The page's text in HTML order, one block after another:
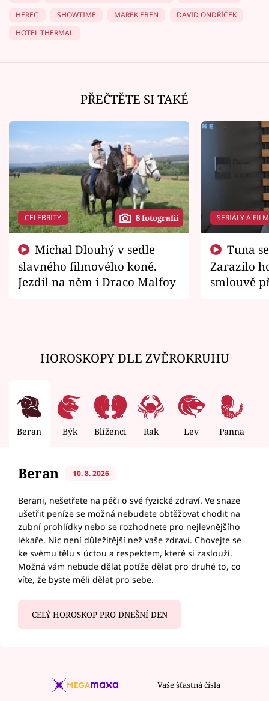
HEREC
SHOWTIME MAREK EBEN
DAVID ONDŘÍČEK
HOTEL THERMAL
PŘEČTĚTE SI TAKÉ
CELEBRITY 8 fotografií
slavného filmového koně.
Jezdil na něm i Draco Malfoy
SERIÁLY A
Zarazilo
smlouvě
HOROSKOPY DLE ZVĚROKRUHU
Beran Býk Blíženci Rak Lev Panna
Beran 10. 8. 2026
Berani, nešetřete na péči o své fyzické zdraví. Ve snaze
ušetřit peníze se možná nebudete obtěžovat chodit na
zubní prohlídky nebo se rozhodnete pro nejlevnějšího
lékaře. Nic není důležitější než vaše zdraví. Chovejte se
ke svému tělu s úctou a respektem, které si zaslouží.
Možná vám nebude dělat potíže dělat pro druhé to, co
víte, že byste měli dělat pro sebe.
CELÝ HOROSKOP PRO DNEŠNÍ DEN
Vaše šťastná čísla